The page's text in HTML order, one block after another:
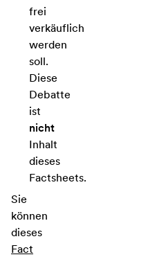
frei
verkäuflich
werden
soll.
Diese
Debatte
ist
nicht
Inhalt
dieses
Factsheets.
Sie
können
dieses
Fact